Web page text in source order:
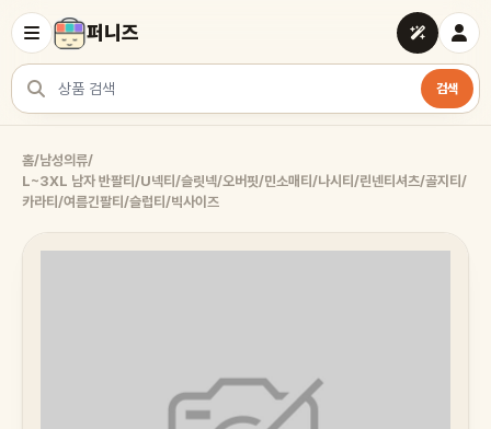
퍼니즈
상품 검색
검색
홈/남성의류/
L~3XL 남자 반팔티/U넥티/슬릿넥/오버핏/민소매티/나시티/린넨티셔츠/골지티/
카라티/여름긴팔티/슬럽티/빅사이즈